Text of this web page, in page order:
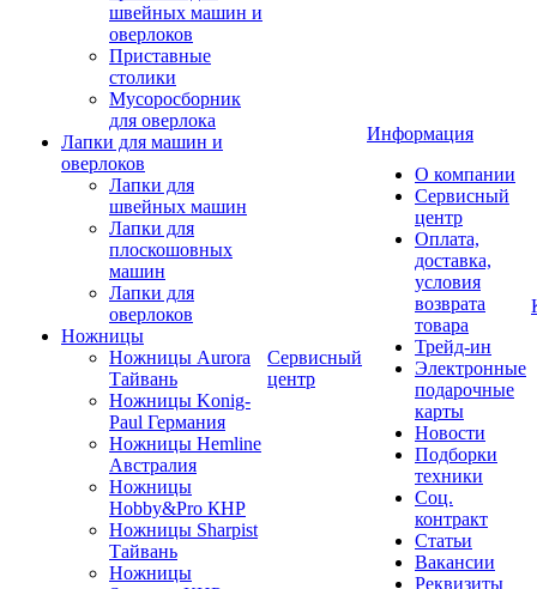
швейных машин и
оверлоков
Приставные
столики
Мусоросборник
для оверлока
Лапки для машин и
оверлоков
Лапки для
швейных машин
Лапки для
плоскошовных
машин
Лапки для
оверлоков
Ножницы
Ножницы Aurora
Тайвань
Ножницы Konig-
Paul Германия
Ножницы Hemline
Австралия
Ножницы
Hobby&Pro КНР
Ножницы Sharpist
Тайвань
Ножницы
Сервисный
центр
Информация
О компании
Сервисный
центр
Оплата,
доставка,
условия
возврата
товара
Трейд-ин
Электронные
подарочные
карты
Новости
Подборки
техники
Соц.
контракт
Статьи
Вакансии
Реквизиты